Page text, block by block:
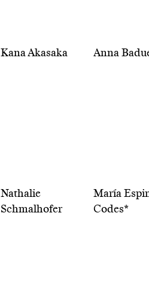
Kana Akasaka Anna
Nathalie
Schmalhofer
María
Codes*